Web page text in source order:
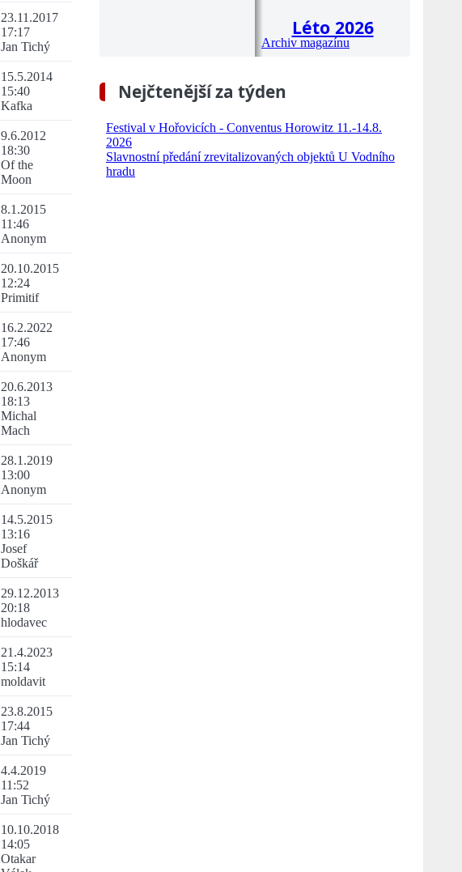
23.11.2017
17:17
Jan Tichý
15.5.2014
15:40
Kafka
9.6.2012
18:30
Of the
Moon
8.1.2015
11:46
Anonym
20.10.2015
12:24
Primitif
16.2.2022
17:46
Anonym
20.6.2013
18:13
Michal
Mach
28.1.2019
13:00
Anonym
14.5.2015
13:16
Josef
Doškář
29.12.2013
20:18
hlodavec
21.4.2023
15:14
moldavit
23.8.2015
17:44
Jan Tichý
4.4.2019
11:52
Jan Tichý
10.10.2018
14:05
Otakar
Léto 2026
Archiv magazínu
Nejčtenější za týden
Festival v Hořovicích - Conventus Horowitz 11.-14.8.
2026
Slavnostní předání zrevitalizovaných objektů U Vodního
hradu